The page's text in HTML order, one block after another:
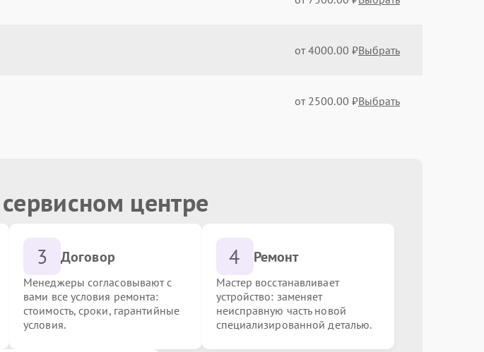
от 4000.00 ₽Выбрать
от 2500.00 ₽Выбрать
от 5000.00 ₽
от 2000.00 ₽
центре
3 Договор
Менеджеры согласовывают с
вами все условия ремонта:
стоимость, сроки, гарантийные
условия.
4 Ремонт
Мастер восстанавливает
устройство: заменяет
неисправную часть новой
специализированной деталью.